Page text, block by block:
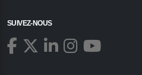
SUIVEZ-NOUS